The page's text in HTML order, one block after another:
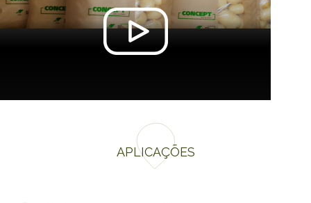
APLICAÇÕES